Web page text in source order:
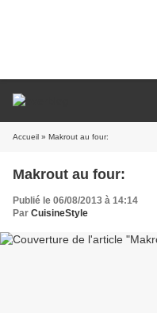
Accueil » Makrout au four:
Makrout au four:
Publié le 06/08/2013 à 14:14
Par CuisineStyle